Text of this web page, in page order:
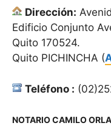
Dirección:
Edificio Conjunto
Quito 170524.
Quito PICHINCHA (
Teléfono :
NOTARIO CAMILO